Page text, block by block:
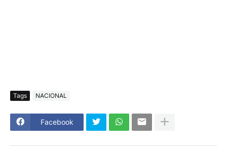
Tags NACIONAL
Facebook